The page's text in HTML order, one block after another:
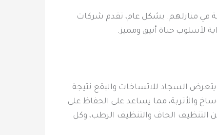
في منازلهم. بشكل عام، تقدم شركات
لأسلوب حياة أنيق ومميز.
السجاد للاتساخات والبقع نتيجة
والأتربة، مما يساعد على الحفاظ على
التنظيف الجاف والتنظيف الرطب، وكل